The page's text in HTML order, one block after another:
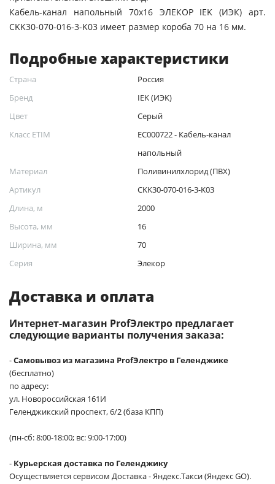
Кабель-канал напольный 70х16 ЭЛЕКОР IEK (ИЭК) арт.
CKK30-070-016-3-K03 имеет размер короба 70 на 16 мм.
Подробные характеристики
Страна
Россия
Бренд
IEK (ИЭК)
Цвет
Серый
Класс ETIM
EC000722 - Кабель-канал
напольный
Материал
Поливинилхлорид (ПВХ)
Артикул
CKK30-070-016-3-K03
Длина, м
2000
Высота, мм
16
Ширина, мм
70
Серия
Элекор
Доставка и оплата
Интернет-магазин ProfЭлектро предлагает
следующие варианты получения заказа:
-Самовывоз из магазина ProfЭлектро в Геленджике
(бесплатно)
по адресу:
ул. Новороссийская 161И
Геленджикский проспект, 6/2 (база КПП)
(пн-сб: 8:00-18:00; вс: 9:00-17:00)
- Курьерская доставка по Геленджику
Осуществляется сервисом Доставка - Яндекс.Такси (Яндекс GO).